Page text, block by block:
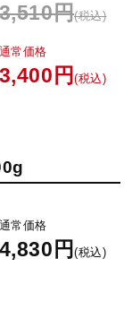
円(税込)
通常価格
3,400円(税込)
通常価格
4,830円(税込)